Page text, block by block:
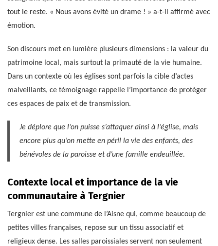
tout le reste. « Nous avons évité un drame ! » a-t-il affirmé avec
émotion.
Son discours met en lumière plusieurs dimensions : la valeur du
patrimoine local, mais surtout la primauté de la vie humaine.
Dans un contexte où les églises sont parfois la cible d’actes
malveillants, ce témoignage rappelle l’importance de protéger
ces espaces de paix et de transmission.
Je déplore que l’on puisse s’attaquer ainsi à l’église, mais
encore plus qu’on mette en péril la vie des enfants, des
bénévoles de la paroisse et d’une famille endeuillée.
Contexte local et importance de la vie
communautaire à Tergnier
Tergnier est une commune de l’Aisne qui, comme beaucoup de
petites villes françaises, repose sur un tissu associatif et
religieux dense. Les salles paroissiales servent non seulement